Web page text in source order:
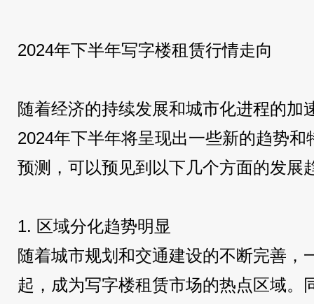
2024年下半年写字楼租赁行情走向
随着经济的持续发展和城市化进程的加
2024年下半年将呈现出一些新的趋势
预测，可以预见到以下几个方面的发展
1. 区域分化趋势明显
随着城市规划和交通建设的不断完善，
起，成为写字楼租赁市场的热点区域。